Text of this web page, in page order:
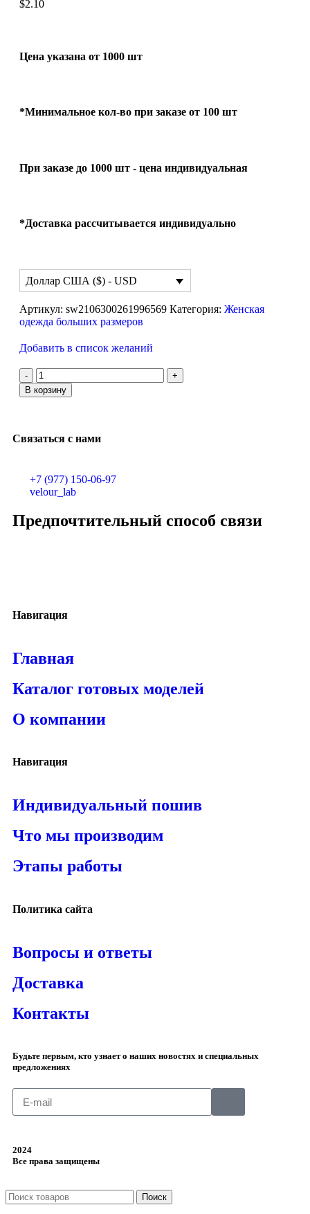
$2.10
Цена указана от 1000 шт
*Минимальное кол-во при заказе от 100 шт
При заказе до 1000 шт - цена индивидуальная
*Доставка рассчитывается индивидуально
Доллар США ($) - USD
Артикул: sw2106300261996569 Категория: Женская
одежда больших размеров
Добавить в список желаний
В корзину
Связаться с нами
+7 (977) 150-06-97
velour_lab
Предпочтительный способ связи
Навигация
Главная
Каталог готовых моделей
О компании
Навигация
Индивидуальный пошив
Что мы производим
Этапы работы
Политика сайта
Вопросы и ответы
Доставка
Контакты
Будьте первым, кто узнает о наших новостях и специальных
предложениях
2024
Все права защищены
Поиск